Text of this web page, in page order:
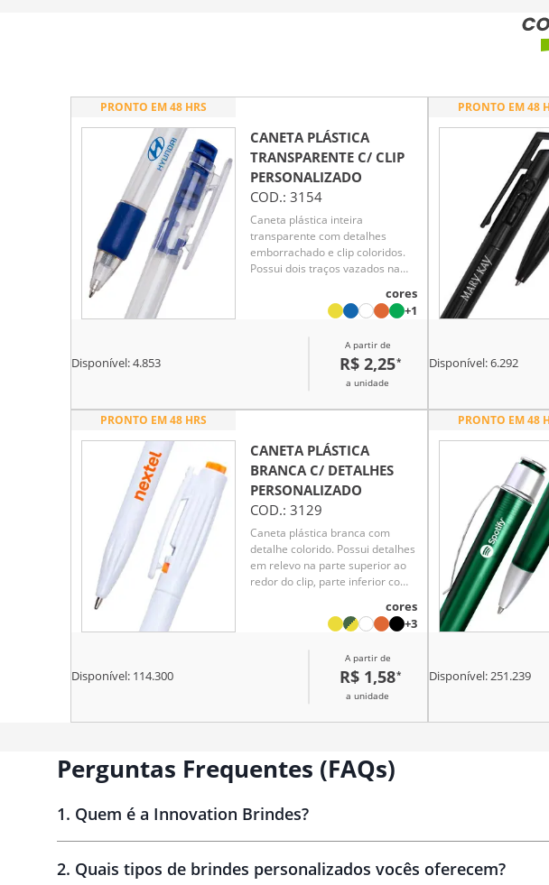
PRONTO EM 48 HRS
CANETA PLÁSTICA
TRANSPARENTE C/ CLIP
PERSONALIZADO
COD.: 3154
Caneta plástica inteira
transparente com detalhes
emborrachado e clip coloridos.
Possui dois traços vazados na
detalhes em relevo. Aciona por
clique, para destravar bastar
cores
+1
Disponível:4.853
A partir de
R$ 2,25*
a unidade
PRONTO EM 48
Disponível:6.292
PRONTO EM 48 HRS
CANETA PLÁSTICA
BRANCA C/ DETALHES
PERSONALIZADO
COD.: 3129
Caneta plástica branca com
detalhe colorido. Possui detalhes
em relevo na parte superior ao
redor do clip, parte inferior com
clique e para destravar basta
apertar a parte inferior do clip.
cores
+3
Disponível: 114.300
A partir de
R$ 1,58*
a unidade
PRONTO EM 48
Disponível:251.239
Perguntas Frequentes (FAQs)
1. Quem é a Innovation Brindes?
2. Quais tipos de brindes personalizados vocês oferecem?